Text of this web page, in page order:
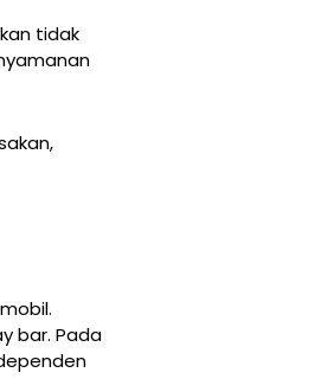
tidak
bar. Pada